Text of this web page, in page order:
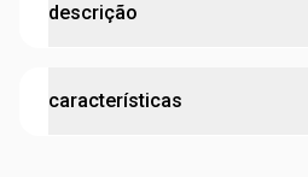
descrição
saudável a cada aplicação.
características